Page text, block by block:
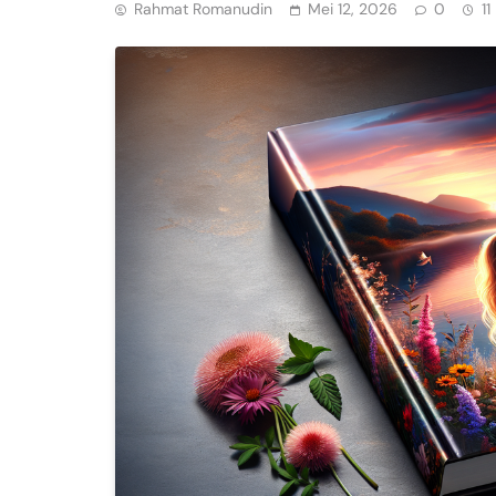
Rahmat Romanudin Mei 12, 2026 0